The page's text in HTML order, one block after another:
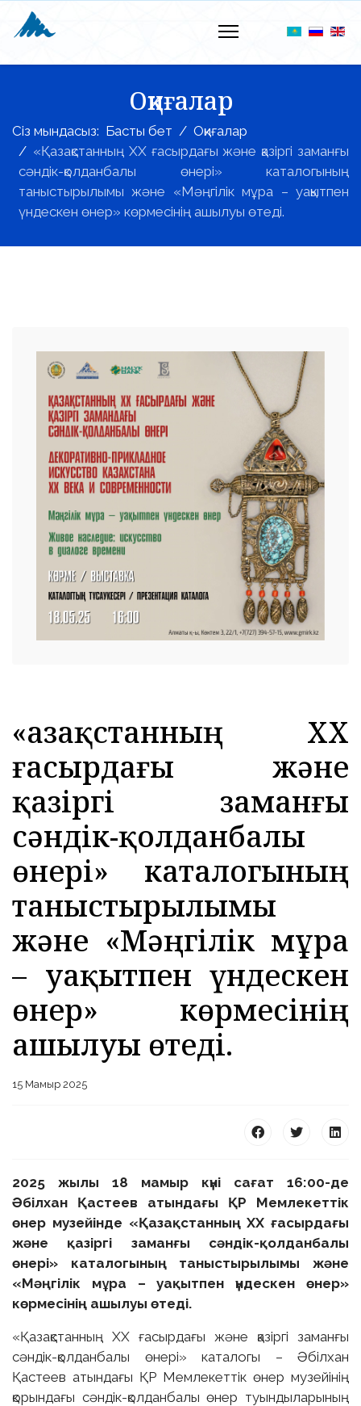
Оқиғалар
Сіз мындасыз: Басты бет
Оқиғалар
«Қазақстанның ХХ ғасырдағы және қазіргі заманғы
сәндік-қолданбалы өнері» каталогының
таныстырылымы және «Мәңгілік мұра – уақытпен
үндескен өнер» көрмесінің ашылуы өтеді.
«Қазақстанның ХХ
ғасырдағы және
қазіргі заманғы
сәндік-қолданбалы
өнері» каталогының
таныстырылымы
және «Мәңгілік мұра
– уақытпен үндескен
өнер» көрмесінің
ашылуы өтеді.
15 Мамыр 2025
2025 жылы 18 мамыр күні сағат 16:00-де
Әбілхан Қастеев атындағы ҚР Мемлекеттік
өнер музейінде «Қазақстанның ХХ ғасырдағы
және қазіргі заманғы сәндік-қолданбалы
өнері» каталогының таныстырылымы және
«Мәңгілік мұра – уақытпен үндескен өнер»
көрмесінің ашылуы өтеді.
«Қазақстанның ХХ ғасырдағы және қазіргі заманғы
сәндік-қолданбалы өнері» каталогы – Әбілхан
Қастеев атындағы ҚР Мемлекеттік өнер музейінің
қорындағы сәндік-қолданбалы өнер туындыларының